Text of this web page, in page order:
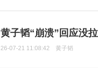
黄子韬“崩溃”回应没
26-07-21 11:08:42 黄子韬